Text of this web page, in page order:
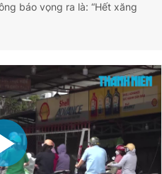
báo vọng ra là: “Hết xăng